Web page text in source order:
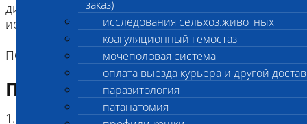
заказ)
исследования сельхоз.животных
коагуляционный гемостаз
мочеполовая система
оплата выезда курьера и другой
паразитология
патанатомия
диета, прием препаратов и регулярное
исследование мочи.
ПОРОДА: Австралийская пастушья собака.
Подготовка к исследованию
1. Кровь (2 мл) в пробирке с антикоагулянтом.